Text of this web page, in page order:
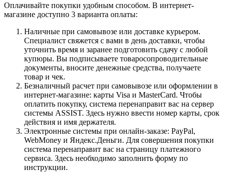
Оплачивайте покупки удобным способом. В интернет-
магазине доступно 3 варианта оплаты:
Наличные при самовывозе или доставке курьером.
Специалист свяжется с вами в день доставки, чтобы
уточнить время и заранее подготовить сдачу с любой
купюры. Вы подписываете товаросопроводительные
документы, вносите денежные средства, получаете
товар и чек.
Безналичный расчет при самовывозе или оформлении в
интернет-магазине: карты Visa и MasterCard. Чтобы
оплатить покупку, система перенаправит вас на сервер
системы ASSIST. Здесь нужно ввести номер карты, срок
действия и имя держателя.
Электронные системы при онлайн-заказе: PayPal,
WebMoney и Яндекс.Деньги. Для совершения покупки
система перенаправит вас на страницу платежного
сервиса. Здесь необходимо заполнить форму по
инструкции.